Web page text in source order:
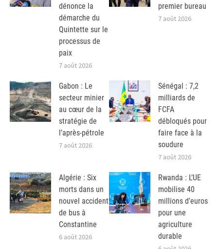
dénonce la
démarche du
Quintette sur le
processus de
paix
7 août 2026
premier bureau
7 août 2026
Gabon : Le
secteur minier
au cœur de la
stratégie de
l’après-pétrole
7 août 2026
Sénégal : 7,2
milliards de
FCFA
débloqués pour
faire face à la
soudure
7 août 2026
Algérie : Six
morts dans un
nouvel accident
de bus à
Constantine
6 août 2026
Rwanda : L’UE
mobilise 40
millions d’euros
pour une
agriculture
durable